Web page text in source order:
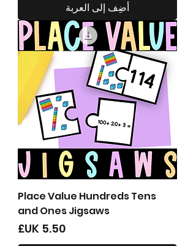
أضِف إلى العربة
Place Value Hundreds Tens
and Ones Jigsaws
السعر